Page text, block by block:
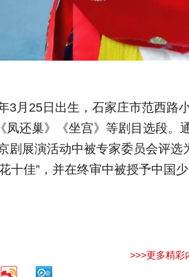
3月25日出生，石家庄市范西路
凤还巢》《坐宫》等剧目选段
剧展演活动中被专家委员会评
十佳”，并在终审中被授予中国
>>>更多精彩